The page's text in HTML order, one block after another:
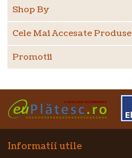
Shop By
Cele Mai Accesate Produse
Promotii
Informatii utile